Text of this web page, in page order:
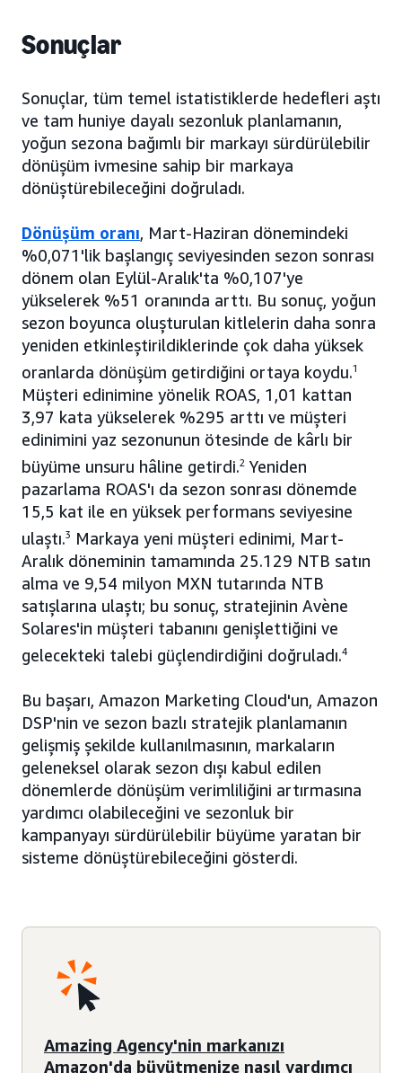
Sonuçlar
Sonuçlar, tüm temel istatistiklerde hedefleri aştı
ve tam huniye dayalı sezonluk planlamanın,
yoğun sezona bağımlı bir markayı sürdürülebilir
dönüşüm ivmesine sahip bir markaya
dönüştürebileceğini doğruladı.
Dönüşüm oranı, Mart-Haziran dönemindeki
%0,071'lik başlangıç seviyesinden sezon sonrası
dönem olan Eylül-Aralık'ta %0,107'ye
yükselerek %51 oranında arttı. Bu sonuç, yoğun
sezon boyunca oluşturulan kitlelerin daha sonra
yeniden etkinleştirildiklerinde çok daha yüksek
oranlarda dönüşüm getirdiğini ortaya koydu.1
Müşteri edinimine yönelik ROAS, 1,01 kattan
3,97 kata yükselerek %295 arttı ve müşteri
edinimini yaz sezonunun ötesinde de kârlı bir
büyüme unsuru hâline getirdi.2 Yeniden
pazarlama ROAS'ı da sezon sonrası dönemde
15,5 kat ile en yüksek performans seviyesine
ulaştı.3
Markaya yeni müşteri edinimi, Mart-
Aralık döneminin tamamında 25.129 NTB satın
alma ve 9,54 milyon MXN tutarında NTB
satışlarına ulaştı; bu sonuç, stratejinin Avène
Solares'in müşteri tabanını genişlettiğini ve
gelecekteki talebi güçlendirdiğini doğruladı.4
Bu başarı, Amazon Marketing Cloud'un, Amazon
DSP'nin ve sezon bazlı stratejik planlamanın
gelişmiş şekilde kullanılmasının, markaların
geleneksel olarak sezon dışı kabul edilen
dönemlerde dönüşüm verimliliğini artırmasına
yardımcı olabileceğini ve sezonluk bir
kampanyayı sürdürülebilir büyüme yaratan bir
sisteme dönüştürebileceğini gösterdi.
Amazing Agency'nin markanızı
Amazon'da büyütmenize nasıl yardımcı